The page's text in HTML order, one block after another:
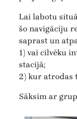
Lai labotu
šo navigāciju
saprast un
1) vai cilvēku
stacijā;
2) kur atrodas
Sāksim ar